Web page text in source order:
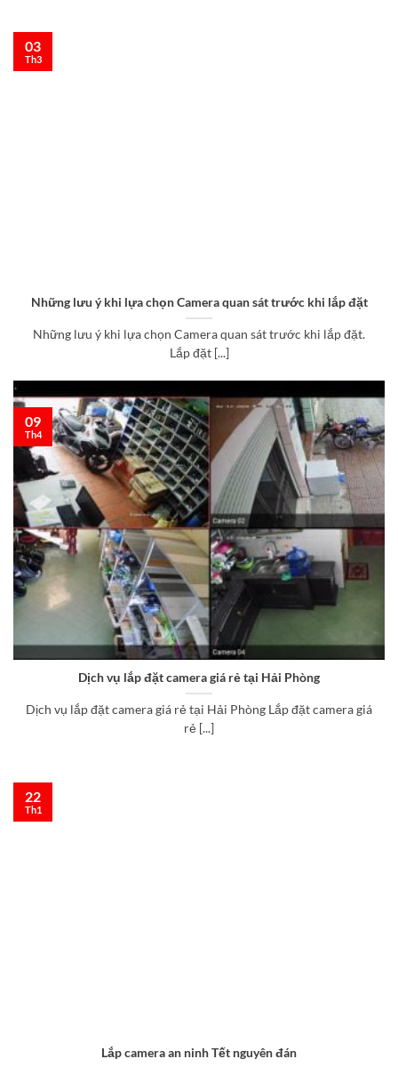
Những lưu ý khi lựa chọn Camera quan sát trước khi lắp đặt
Những lưu ý khi lựa chọn Camera quan sát trước khi lắp đặt.
Lắp đặt [...]
03
Th3
Dịch vụ lắp đặt camera giá rẻ tại Hải Phòng
Dịch vụ lắp đặt camera giá rẻ tại Hải Phòng Lắp đặt camera giá
rẻ [...]
09
Th4
Lắp camera an ninh Tết nguyên đán
22
Th1